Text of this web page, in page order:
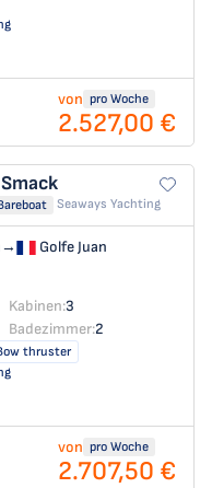
von pro Woche
2.527,00 €
Smack
Seaways Yachting
→ Golfe Juan
Kabinen:3
Badezimmer:2
thruster
von pro Woche
2.707,50 €